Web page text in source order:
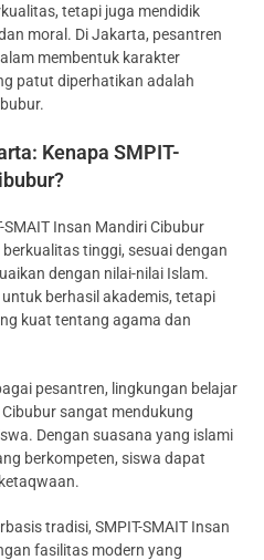
tetapi juga mendidik
moral. Di Jakarta, pesantren
membentuk karakter
patut diperhatikan adalah
Kenapa SMPIT-
Insan Mandiri Cibubur
tinggi, sesuai dengan
dengan nilai-nilai Islam.
berhasil akademis, tetapi
kuat tentang agama dan
pesantren, lingkungan belajar
sangat mendukung
Dengan suasana yang islami
berkompeten, siswa dapat
tradisi, SMPIT-SMAIT Insan
fasilitas modern yang